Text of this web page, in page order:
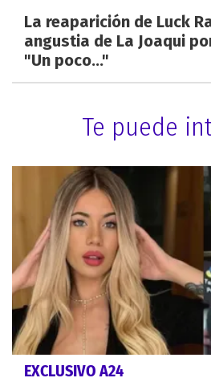
La reaparición de Luck
angustia de La Joaqui
"Un poco..."
Te puede
EXCLUSIVO A24